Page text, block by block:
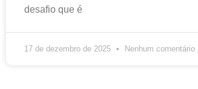
desafio que é
17 de dezembro de 2025 Nenhum comentário